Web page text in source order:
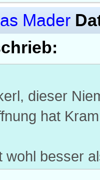
Mader
dieser
hat
wohl besser